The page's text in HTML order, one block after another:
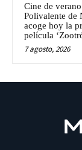
Cine de
Polivalente de
acoge hoy la
película
7 agosto, 2026